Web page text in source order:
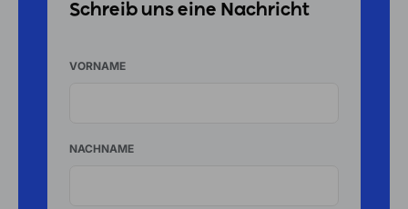
Schreib uns eine Nachricht
VORNAME
NACHNAME